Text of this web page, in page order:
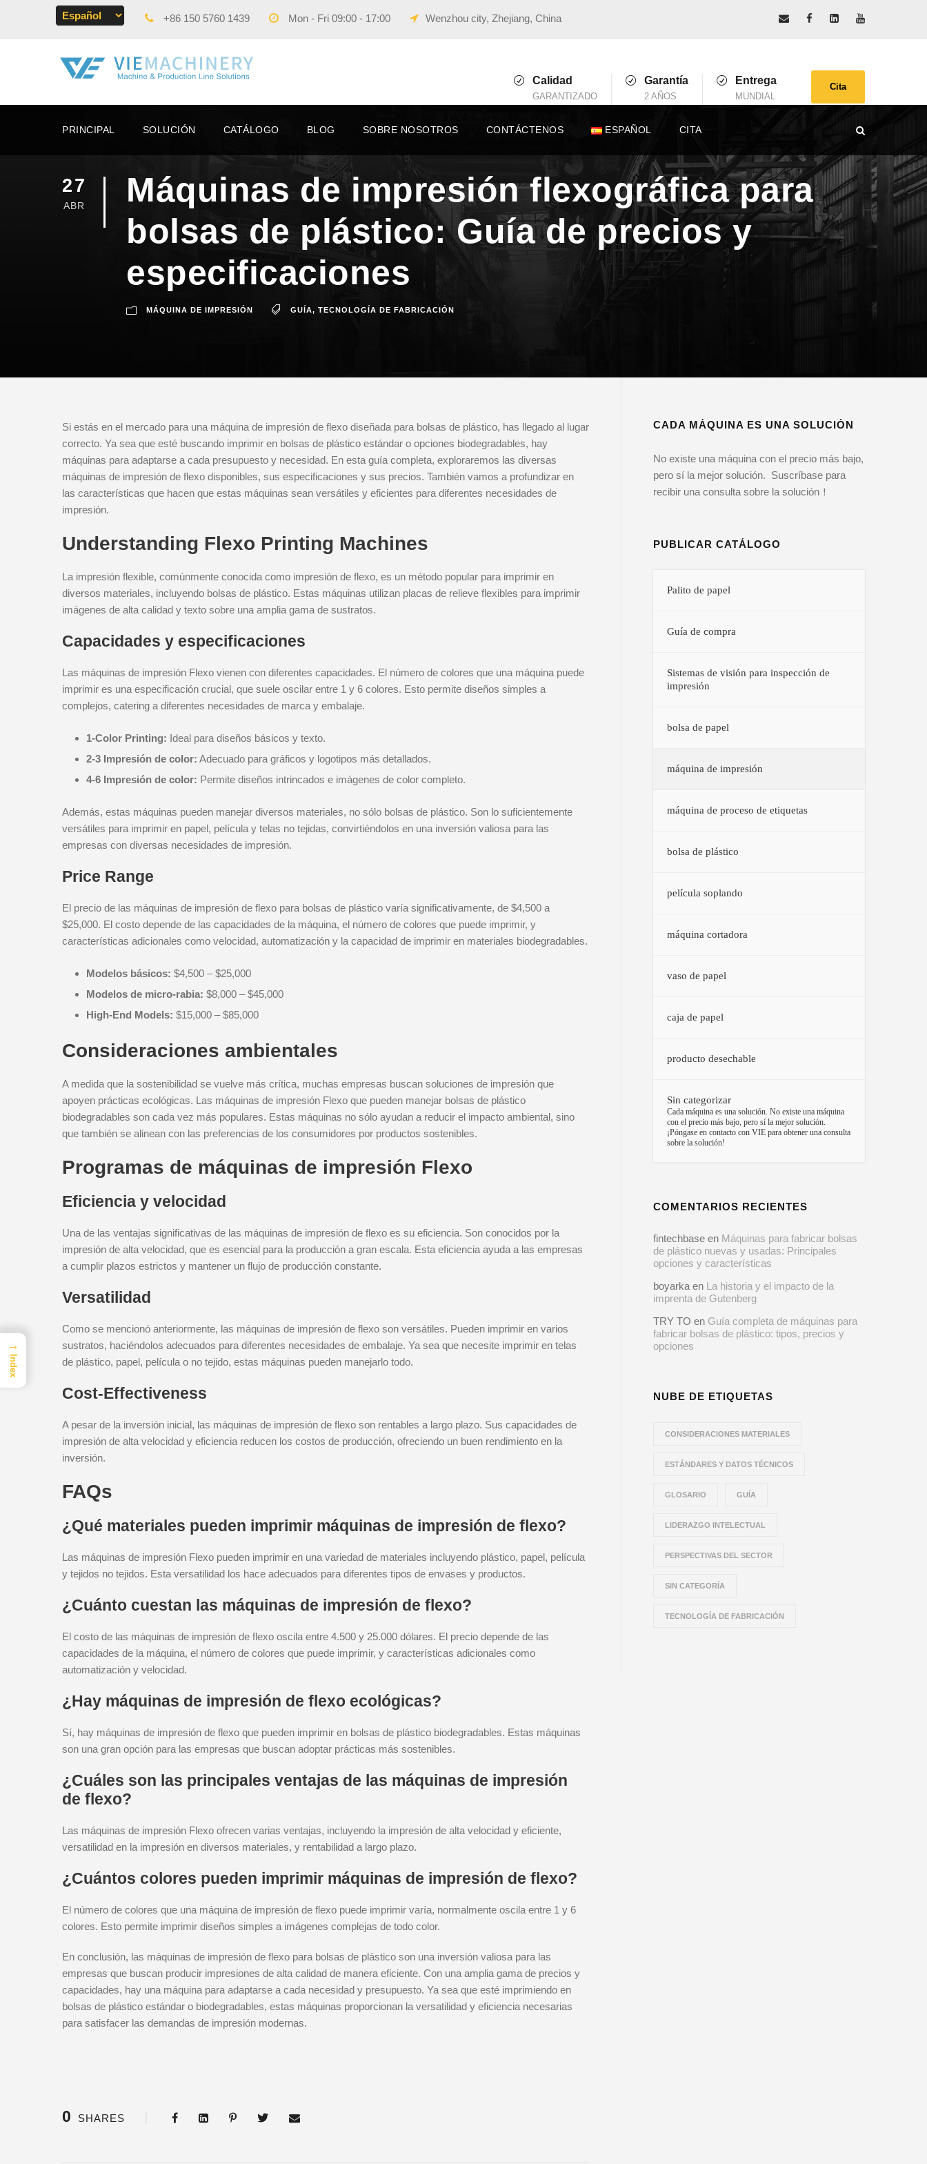
+86 150 5760 1439 Mon - Fri 09:00 - 17:00 Wenzhou city, Zhejiang, China
Calidad
GARANTIZADO
Garantía
2 AÑOS
Entrega
MUNDIAL
Cita
PRINCIPAL SOLUCIÓN CATÁLOGO BLOG SOBRE NOSOTROS CONTÁCTENOS ESPAÑOL CITA
27
ABR
Máquinas de impresión flexográfica para
bolsas de plástico: Guía de precios y
especificaciones
MÁQUINA DE IMPRESIÓN GUÍA, TECNOLOGÍA DE FABRICACIÓN
Si estás en el mercado para una máquina de impresión de flexo diseñada para bolsas de plástico, has llegado al lugar
correcto. Ya sea que esté buscando imprimir en bolsas de plástico estándar o opciones biodegradables, hay
máquinas para adaptarse a cada presupuesto y necesidad. En esta guía completa, exploraremos las diversas
máquinas de impresión de flexo disponibles, sus especificaciones y sus precios. También vamos a profundizar en
las características que hacen que estas máquinas sean versátiles y eficientes para diferentes necesidades de
impresión.
Understanding Flexo Printing Machines
La impresión flexible, comúnmente conocida como impresión de flexo, es un método popular para imprimir en
diversos materiales, incluyendo bolsas de plástico. Estas máquinas utilizan placas de relieve flexibles para imprimir
imágenes de alta calidad y texto sobre una amplia gama de sustratos.
Capacidades y especificaciones
Las máquinas de impresión Flexo vienen con diferentes capacidades. El número de colores que una máquina puede
imprimir es una especificación crucial, que suele oscilar entre 1 y 6 colores. Esto permite diseños simples a
complejos, catering a diferentes necesidades de marca y embalaje.
1-Color Printing: Ideal para diseños básicos y texto.
2-3 Impresión de color: Adecuado para gráficos y logotipos más detallados.
4-6 Impresión de color: Permite diseños intrincados e imágenes de color completo.
Además, estas máquinas pueden manejar diversos materiales, no sólo bolsas de plástico. Son lo suficientemente
versátiles para imprimir en papel, película y telas no tejidas, convirtiéndolos en una inversión valiosa para las
empresas con diversas necesidades de impresión.
Price Range
El precio de las máquinas de impresión de flexo para bolsas de plástico varía significativamente, de $4,500 a
$25,000. El costo depende de las capacidades de la máquina, el número de colores que puede imprimir, y
características adicionales como velocidad, automatización y la capacidad de imprimir en materiales biodegradables.
Modelos básicos: $4,500 – $25,000
Modelos de micro-rabia: $8,000 – $45,000
High-End Models: $15,000 – $85,000
Consideraciones ambientales
A medida que la sostenibilidad se vuelve más crítica, muchas empresas buscan soluciones de impresión que
apoyen prácticas ecológicas. Las máquinas de impresión Flexo que pueden manejar bolsas de plástico
biodegradables son cada vez más populares. Estas máquinas no sólo ayudan a reducir el impacto ambiental, sino
que también se alinean con las preferencias de los consumidores por productos sostenibles.
Programas de máquinas de impresión Flexo
Eficiencia y velocidad
Una de las ventajas significativas de las máquinas de impresión de flexo es su eficiencia. Son conocidos por la
impresión de alta velocidad, que es esencial para la producción a gran escala. Esta eficiencia ayuda a las empresas
a cumplir plazos estrictos y mantener un flujo de producción constante.
Versatilidad
Como se mencionó anteriormente, las máquinas de impresión de flexo son versátiles. Pueden imprimir en varios
sustratos, haciéndolos adecuados para diferentes necesidades de embalaje. Ya sea que necesite imprimir en telas
de plástico, papel, película o no tejido, estas máquinas pueden manejarlo todo.
Cost-Effectiveness
A pesar de la inversión inicial, las máquinas de impresión de flexo son rentables a largo plazo. Sus capacidades de
impresión de alta velocidad y eficiencia reducen los costos de producción, ofreciendo un buen rendimiento en la
inversión.
FAQs
¿Qué materiales pueden imprimir máquinas de impresión de flexo?
Las máquinas de impresión Flexo pueden imprimir en una variedad de materiales incluyendo plástico, papel, película
y tejidos no tejidos. Esta versatilidad los hace adecuados para diferentes tipos de envases y productos.
¿Cuánto cuestan las máquinas de impresión de flexo?
El costo de las máquinas de impresión de flexo oscila entre 4.500 y 25.000 dólares. El precio depende de las
capacidades de la máquina, el número de colores que puede imprimir, y características adicionales como
automatización y velocidad.
¿Hay máquinas de impresión de flexo ecológicas?
Sí, hay máquinas de impresión de flexo que pueden imprimir en bolsas de plástico biodegradables. Estas máquinas
son una gran opción para las empresas que buscan adoptar prácticas más sostenibles.
¿Cuáles son las principales ventajas de las máquinas de impresión
de flexo?
Las máquinas de impresión Flexo ofrecen varias ventajas, incluyendo la impresión de alta velocidad y eficiente,
versatilidad en la impresión en diversos materiales, y rentabilidad a largo plazo.
¿Cuántos colores pueden imprimir máquinas de impresión de flexo?
El número de colores que una máquina de impresión de flexo puede imprimir varía, normalmente oscila entre 1 y 6
colores. Esto permite imprimir diseños simples a imágenes complejas de todo color.
En conclusión, las máquinas de impresión de flexo para bolsas de plástico son una inversión valiosa para las
empresas que buscan producir impresiones de alta calidad de manera eficiente. Con una amplia gama de precios y
capacidades, hay una máquina para adaptarse a cada necesidad y presupuesto. Ya sea que esté imprimiendo en
bolsas de plástico estándar o biodegradables, estas máquinas proporcionan la versatilidad y eficiencia necesarias
para satisfacer las demandas de impresión modernas.
0 SHARES
CADA MÁQUINA ES UNA SOLUCIÓN
No existe una máquina con el precio más bajo,
pero sí la mejor solución. Suscríbase para
recibir una consulta sobre la solución！
PUBLICAR CATÁLOGO
Palito de papel
Guía de compra
Sistemas de visión para inspección de
impresión
bolsa de papel
máquina de impresión
máquina de proceso de etiquetas
bolsa de plástico
película soplando
máquina cortadora
vaso de papel
caja de papel
producto desechable
Sin categorizar
–
Cada máquina es una solución. No existe una máquina
con el precio más bajo, pero sí la mejor solución.
¡Póngase en contacto con VIE para obtener una consulta
sobre la solución!
COMENTARIOS RECIENTES
fintechbase en Máquinas para fabricar bolsas
de plástico nuevas y usadas: Principales
opciones y características
boyarka en La historia y el impacto de la
imprenta de Gutenberg
TRY TO en Guía completa de máquinas para
fabricar bolsas de plástico: tipos, precios y
opciones
NUBE DE ETIQUETAS
CONSIDERACIONES MATERIALES
ESTÁNDARES Y DATOS TÉCNICOS
GLOSARIO GUÍA
LIDERAZGO INTELECTUAL
PERSPECTIVAS DEL SECTOR
SIN CATEGORÍA
TECNOLOGÍA DE FABRICACIÓN
→
Index